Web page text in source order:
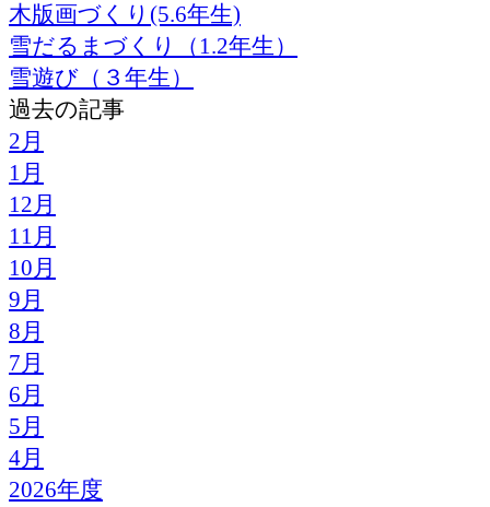
木版画づくり(5.6年生)
雪だるまづくり（1.2年生）
雪遊び（３年生）
過去の記事
2月
1月
12月
11月
10月
9月
8月
7月
6月
5月
4月
2026年度